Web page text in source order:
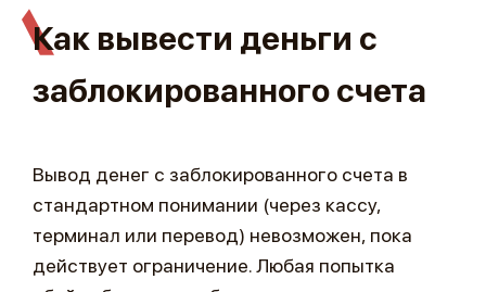
Как вывести деньги с
заблокированного счета
Вывод денег с заблокированного счета в
стандартном понимании (через кассу,
терминал или перевод) невозможен, пока
действует ограничение. Любая попытка